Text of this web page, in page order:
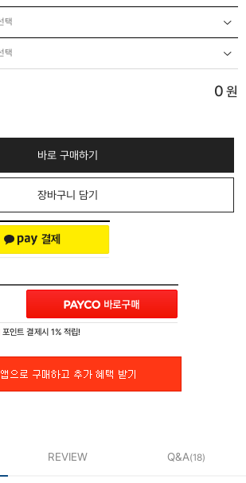
0 원
바로 구매하기
장바구니 담기
포인트 결제시 1% 적립!
REVIEW Q&A(18)